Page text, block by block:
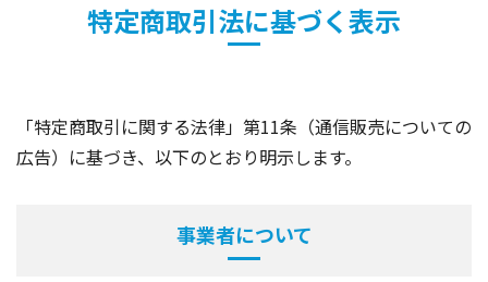
特定商取引法に基づく表示
「特定商取引に関する法律」第11条（通信販売についての
広告）に基づき、以下のとおり明示します。
事業者について